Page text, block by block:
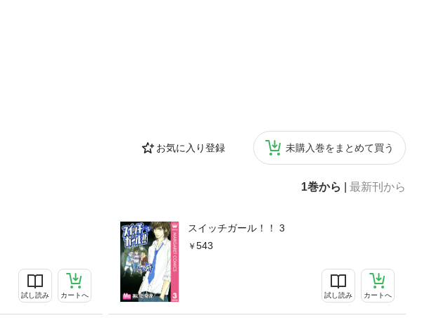
お気に入り登録 未購入巻をまとめて買う
1巻から 最新刊から
試し読み カートへ
スイッチガール！！ 3
543
試し読み カートへ